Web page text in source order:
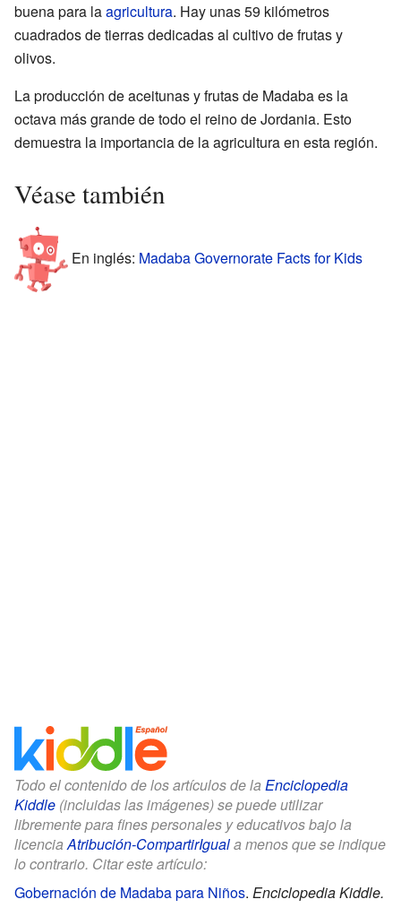
buena para laagricultura. Hay unas 59 kilómetros
cuadrados de tierras dedicadas al cultivo de frutas y
olivos.
La producción de aceitunas y frutas de Madaba es la
octava más grande de todo el reino de Jordania. Esto
demuestra la importancia de la agricultura en esta región.
Véase también
En inglés: Madaba Governorate Facts for Kids
Todo el contenido de los artículos de la Enciclopedia
Kiddle (incluidas las imágenes) se puede utilizar
libremente para fines personales y educativos bajo la
licenciaAtribución-CompartirIguala menos que se indique
lo contrario. Citar este artículo:
Gobernación de Madaba para Niños. Enciclopedia Kiddle.